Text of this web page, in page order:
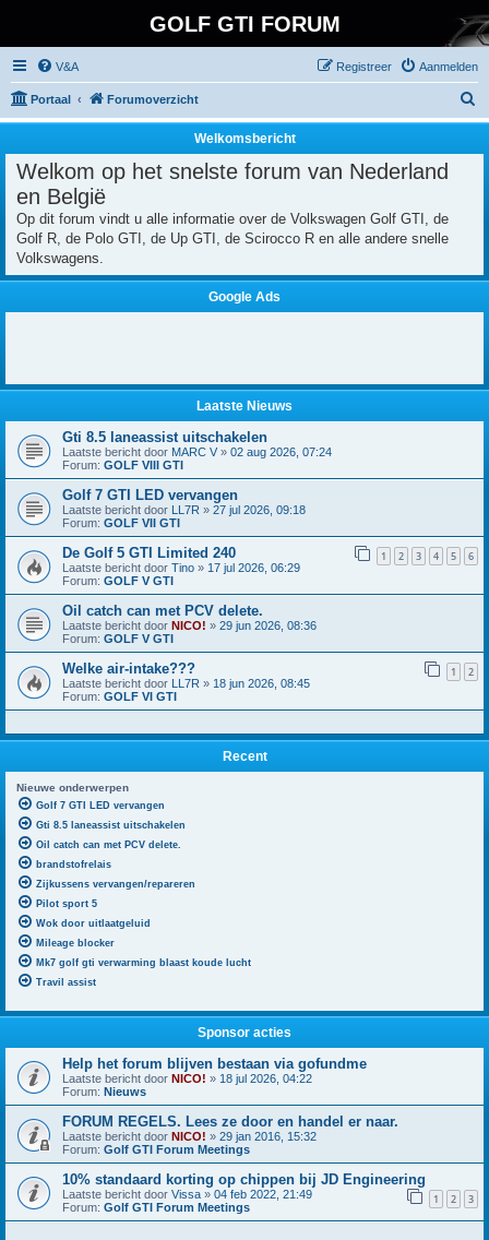
GOLF GTI FORUM
V&A Aanmelden
Registreer
Portaal Forumoverzicht
o
Welkomsbericht
Welkom op het snelste forum van Nederland
en België
Op dit forum vindt u alle informatie over de Volkswagen Golf GTI, de
Golf R, de Polo GTI, de Up GTI, de Scirocco R en alle andere snelle
Volkswagens.
Google Ads
Laatste Nieuws
Gti 8.5 laneassist uitschakelen
Laatste bericht door MARC V » 02 aug 2026, 07:24
Forum: GOLF VIII GTI
Golf 7 GTI LED vervangen
Laatste bericht door LL7R » 27 jul 2026, 09:18
Forum: GOLF VII GTI
De Golf 5 GTI Limited 240 1 2 3 4 5 6
Laatste bericht door Tino » 17 jul 2026, 06:29
Forum: GOLF V GTI
Oil catch can met PCV delete.
Laatste bericht door NICO! » 29 jun 2026, 08:36
Forum: GOLF V GTI
Welke air-intake??? 1 2
Laatste bericht door LL7R » 18 jun 2026, 08:45
Forum: GOLF VI GTI
Recent
Nieuwe onderwerpen
Golf 7 GTI LED vervangen
Gti 8.5 laneassist uitschakelen
Oil catch can met PCV delete.
brandstofrelais
Zijkussens vervangen/repareren
Pilot sport 5
Wok door uitlaatgeluid
Mileage blocker
Mk7 golf gti verwarming blaast koude lucht
Travil assist
Sponsor acties
Help het forum blijven bestaan via gofundme
Laatste bericht door NICO! » 18 jul 2026, 04:22
Forum: Nieuws
FORUM REGELS. Lees ze door en handel er naar.
Laatste bericht door NICO! » 29 jan 2016, 15:32
Forum: Golf GTI Forum Meetings
10% standaard korting op chippen bij JD Engineering
1 2 3
Laatste bericht door Vissa » 04 feb 2022, 21:49
Forum: Golf GTI Forum Meetings